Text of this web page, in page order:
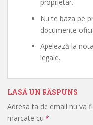
proprietar.
Nu te baza pe
documente
Apelează la
legale.
LASĂ UN RĂSPUNS
Adresa ta de email nu va
marcate cu *